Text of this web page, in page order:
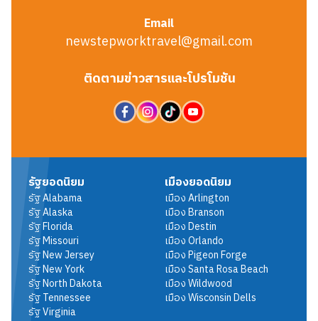
Email
newstepworktravel@gmail.com
ติดตามข่าวสารและโปรโมชัน
รัฐยอดนิยม
รัฐAlabama
รัฐAlaska
รัฐFlorida
รัฐMissouri
รัฐNew Jersey
รัฐNew York
รัฐNorth Dakota
รัฐTennessee
รัฐVirginia
เมืองยอดนิยม
เมืองArlington
เมืองBranson
เมืองDestin
เมืองOrlando
เมืองPigeon Forge
เมืองSanta Rosa Beach
เมืองWildwood
เมืองWisconsin Dells